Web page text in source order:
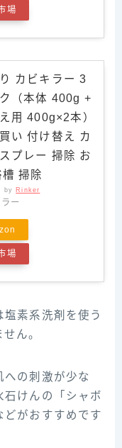
場
カビキラー 3
（本体 400g +
用 400g×2本）
い 付け替え カ
プレー 掃除 お
掃除
by Rinker
ー
場
素系洗剤を使う
ん。
への刺激が少な
けんの「シャボ
どがおすすめです